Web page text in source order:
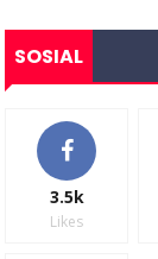
SOSIAL
3.5k
Likes